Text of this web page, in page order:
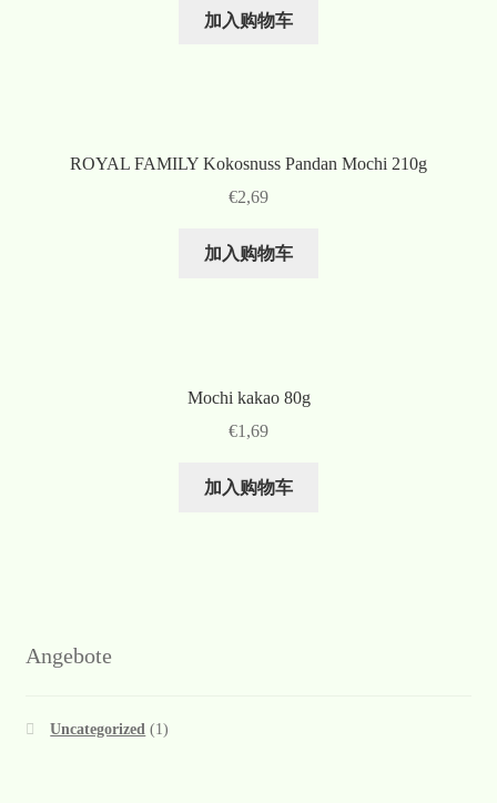
加入购物车
ROYAL FAMILY Kokosnuss Pandan Mochi 210g
€2,69
加入购物车
Mochi kakao 80g
€1,69
加入购物车
Angebote
Uncategorized (1)